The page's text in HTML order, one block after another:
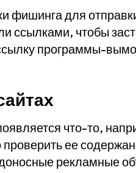
фишинга для
ссылками, чтобы
программы-
что-то,
ее
рекламные